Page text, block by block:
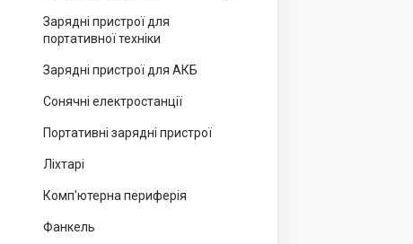
Зарядні пристрої для
портативної техніки
Зарядні пристрої для АКБ
Сонячні електростанції
Портативні зарядні пристрої
Ліхтарі
Комп'ютерна периферія
Фанкель